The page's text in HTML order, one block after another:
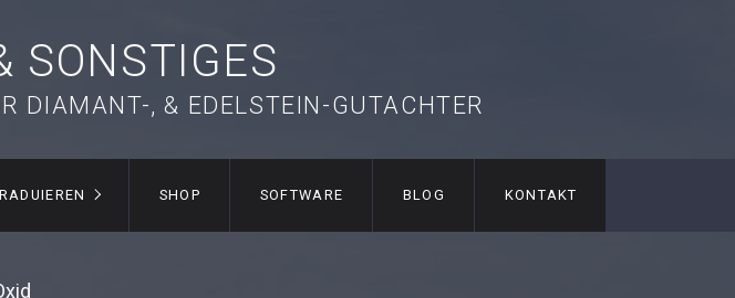
SONSTIGES
DIAMANT-, & EDELSTEIN-GUTACHTER
SHOP SOFTWARE BLOG KONTAKT